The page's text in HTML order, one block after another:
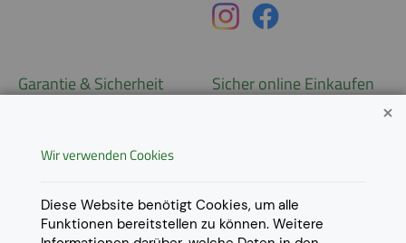
Garantie & Sicherheit
Datenschutz
Impressum
Sicher online Einkaufen
Lieferungen in weitere Länder
gerne aufAnfrage
Wir verwenden Cookies
Diese Website benötigt Cookies, um alle
Funktionen bereitstellen zu können. Weitere